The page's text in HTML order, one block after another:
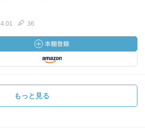
4.01 36
もっと見る